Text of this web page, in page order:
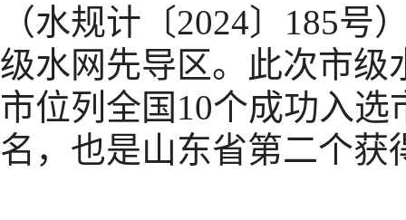
（水规计〔2024〕185
级水网先导区。此次市级
市位列全国10个成功入
名，也是山东省第二个获